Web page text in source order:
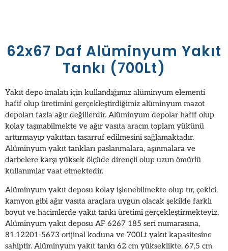
62x67 Daf Alüminyum Yakıt
Tankı (700Lt)
Yakıt depo imalatı için kullandığımız alüminyum elementi
hafif olup üretimini gerçekleştirdiğimiz alüminyum mazot
depoları fazla ağır değillerdir. Alüminyum depolar hafif olup
kolay taşınabilmekte ve ağır vasıta aracın toplam yükünü
arttırmayıp yakıttan tasarruf edilmesini sağlamaktadır.
Alüminyum yakıt tankları paslanmalara, aşınmalara ve
darbelere karşı yüksek ölçüde dirençli olup uzun ömürlü
kullanımlar vaat etmektedir.
Alüminyum yakıt deposu kolay işlenebilmekte olup tır, çekici,
kamyon gibi ağır vasıta araçlara uygun olacak şekilde farklı
boyut ve hacimlerde yakıt tankı üretimi gerçekleştirmekteyiz.
Alüminyum yakıt deposu AF 6267 185 seri numarasına,
81.12201-5673 orijinal koduna ve 700Lt yakıt kapasitesine
sahiptir. Alüminyum yakıt tankı 62 cm yükseklikte, 67,5 cm